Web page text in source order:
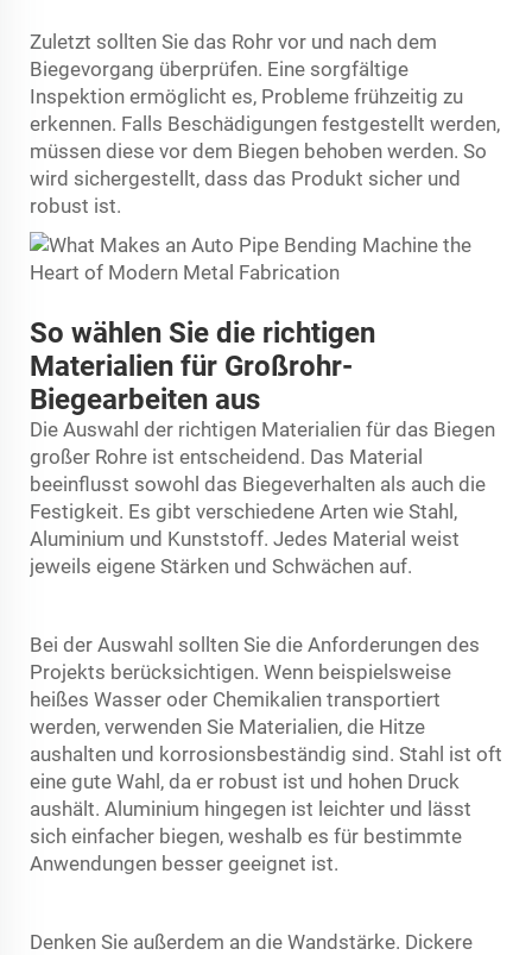
Zuletzt sollten Sie das Rohr vor und nach dem
Biegevorgang überprüfen. Eine sorgfältige
Inspektion ermöglicht es, Probleme frühzeitig zu
erkennen. Falls Beschädigungen festgestellt werden,
müssen diese vor dem Biegen behoben werden. So
wird sichergestellt, dass das Produkt sicher und
robust ist.
So wählen Sie die richtigen
Materialien für Großrohr-
Biegearbeiten aus
Die Auswahl der richtigen Materialien für das Biegen
großer Rohre ist entscheidend. Das Material
beeinflusst sowohl das Biegeverhalten als auch die
Festigkeit. Es gibt verschiedene Arten wie Stahl,
Aluminium und Kunststoff. Jedes Material weist
jeweils eigene Stärken und Schwächen auf.
Bei der Auswahl sollten Sie die Anforderungen des
Projekts berücksichtigen. Wenn beispielsweise
heißes Wasser oder Chemikalien transportiert
werden, verwenden Sie Materialien, die Hitze
aushalten und korrosionsbeständig sind. Stahl ist oft
eine gute Wahl, da er robust ist und hohen Druck
aushält. Aluminium hingegen ist leichter und lässt
sich einfacher biegen, weshalb es für bestimmte
Anwendungen besser geeignet ist.
Denken Sie außerdem an die Wandstärke. Dickere